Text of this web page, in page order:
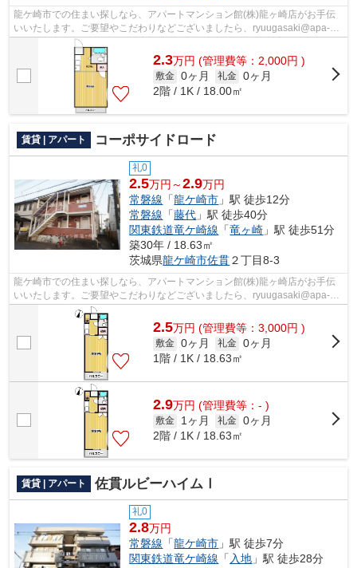
龍ケ崎市での住まい探しなら、アパートマンション館(株)龍ヶ崎店がお手伝
いいたします。ご要望やこだわりなどございましたら、ryuugasaki@apa-
to.co.jpにてお申し付け下さい。お部屋探...
2.3万円 (管理費等：2,000円 )
敷金 0ヶ月 礼金 0ヶ月
2階 / 1K / 18.00㎡
賃貸 | アパート コーポサイドロード
礼0
2.5万円～2.9万円
常磐線 「龍ケ崎市 」駅 徒歩12分
常磐線 「藤代 」駅 徒歩40分
関東鉄道竜ケ崎線 「竜ヶ崎 」駅 徒歩51分
築30年 / 18.63㎡
茨城県龍ケ崎市佐貫２丁目8-3
龍ケ崎市での住まい探しなら、アパートマンション館(株)龍ヶ崎店がお手伝
いいたします。ご要望やこだわりなどございましたら、ryuugasaki@apa-
to.co.jpにてお申し付け下さい。お部屋探...
2.5万円 (管理費等：3,000円 )
敷金 0ヶ月 礼金 0ヶ月
1階 / 1K / 18.63㎡
2.9万円 (管理費等：- )
敷金 1ヶ月 礼金 0ヶ月
2階 / 1K / 18.63㎡
賃貸 | アパート 佐貫ルビーハイムⅠ
礼0
2.8万円
常磐線 「龍ケ崎市 」駅 徒歩7分
関東鉄道竜ケ崎線 「 入地 」駅 徒歩28分